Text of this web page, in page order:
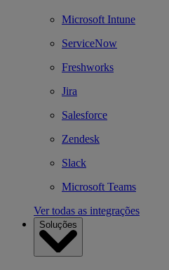
Microsoft Intune
ServiceNow
Freshworks
Jira
Salesforce
Zendesk
Slack
Microsoft Teams
Ver todas as integrações
Soluções